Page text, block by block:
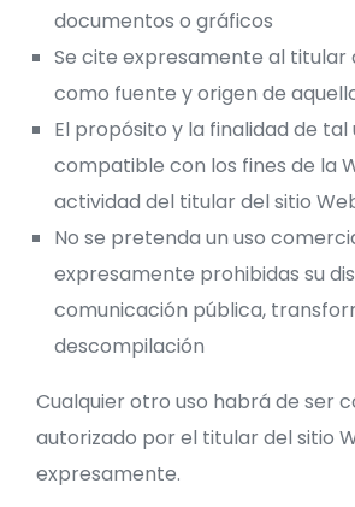
documentos o gráficos
Se cite expresamente al titular
como fuente y origen de
El propósito y la finalidad de tal
compatible con los fines de la
actividad del titular del sitio
No se pretenda un uso
expresamente prohibidas su
comunicación pública,
descompilación
Cualquier otro uso habrá de ser
autorizado por el titular del sitio
expresamente.